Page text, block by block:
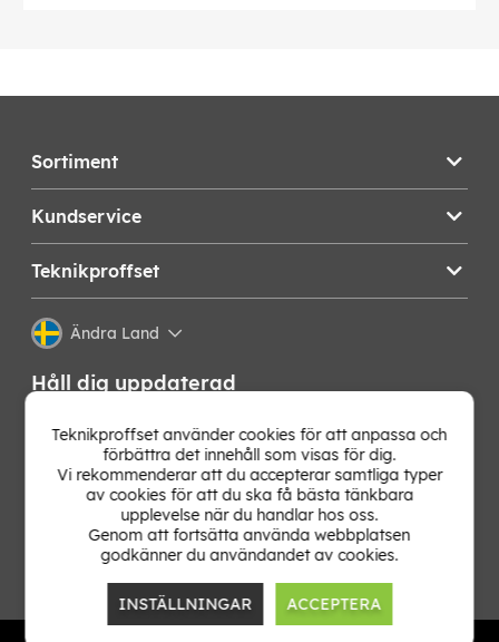
Sortiment
Kundservice
Teknikproffset
Ändra Land
Håll dig uppdaterad
Få de senaste nyheterna, hetaste erbjudandena och
bästa tipsen från oss direkt i din mejlkorg. Signa upp på
vårt nyhetsbrev!
Teknikproffset använder cookies för att anpassa och
förbättra det innehåll som visas för dig.
Vi rekommenderar att du accepterar samtliga typer
av cookies för att du ska få bästa tänkbara
upplevelse när du handlar hos oss.
Genom att fortsätta använda webbplatsen
godkänner du användandet av cookies.
INSTÄLLNINGAR ACCEPTERA